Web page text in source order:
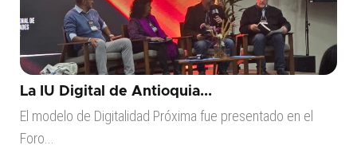
La IU Digital de Antioquia...
El modelo de Digitalidad Próxima fue presentado en el
Foro...